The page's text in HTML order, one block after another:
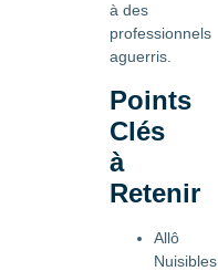
à des
professionnels
aguerris.
Points
Clés
à
Retenir
Allô
Nuisibles